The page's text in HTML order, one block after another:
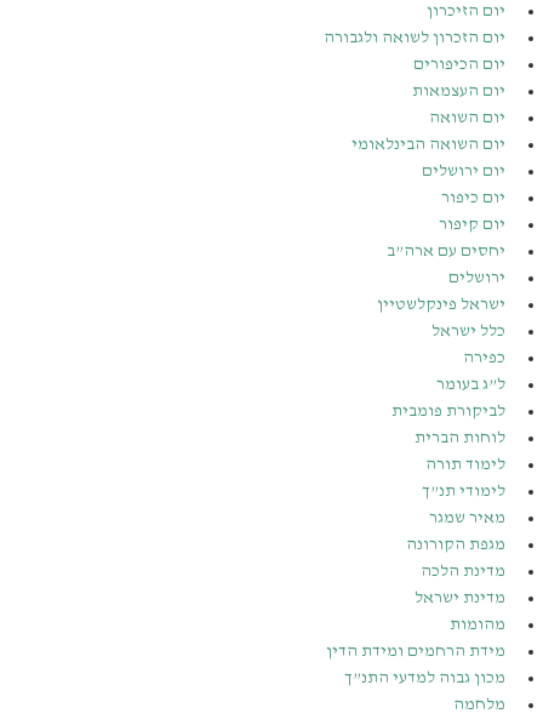
יום הזיכרון
יום הזכרון לשואה ולגבורה
יום הכיפורים
יום העצמאות
יום השואה
יום השואה הבינלאומי
יום ירושלים
יום כיפור
יום קיפור
יחסים עם ארה”ב
ירושלים
ישראל פינקלשטיין
כלל ישראל
כפירה
ל”ג בעומר
לביקורת פומבית
לוחות הברית
לימוד תורה
לימודי תנ”ך
מאיר שמגר
מגפת הקורונה
מדינת הלכה
מדינת ישראל
מהומות
מידת הרחמים ומידת הדין
מכון גבוה למדעי התנ”ך
מלחמה